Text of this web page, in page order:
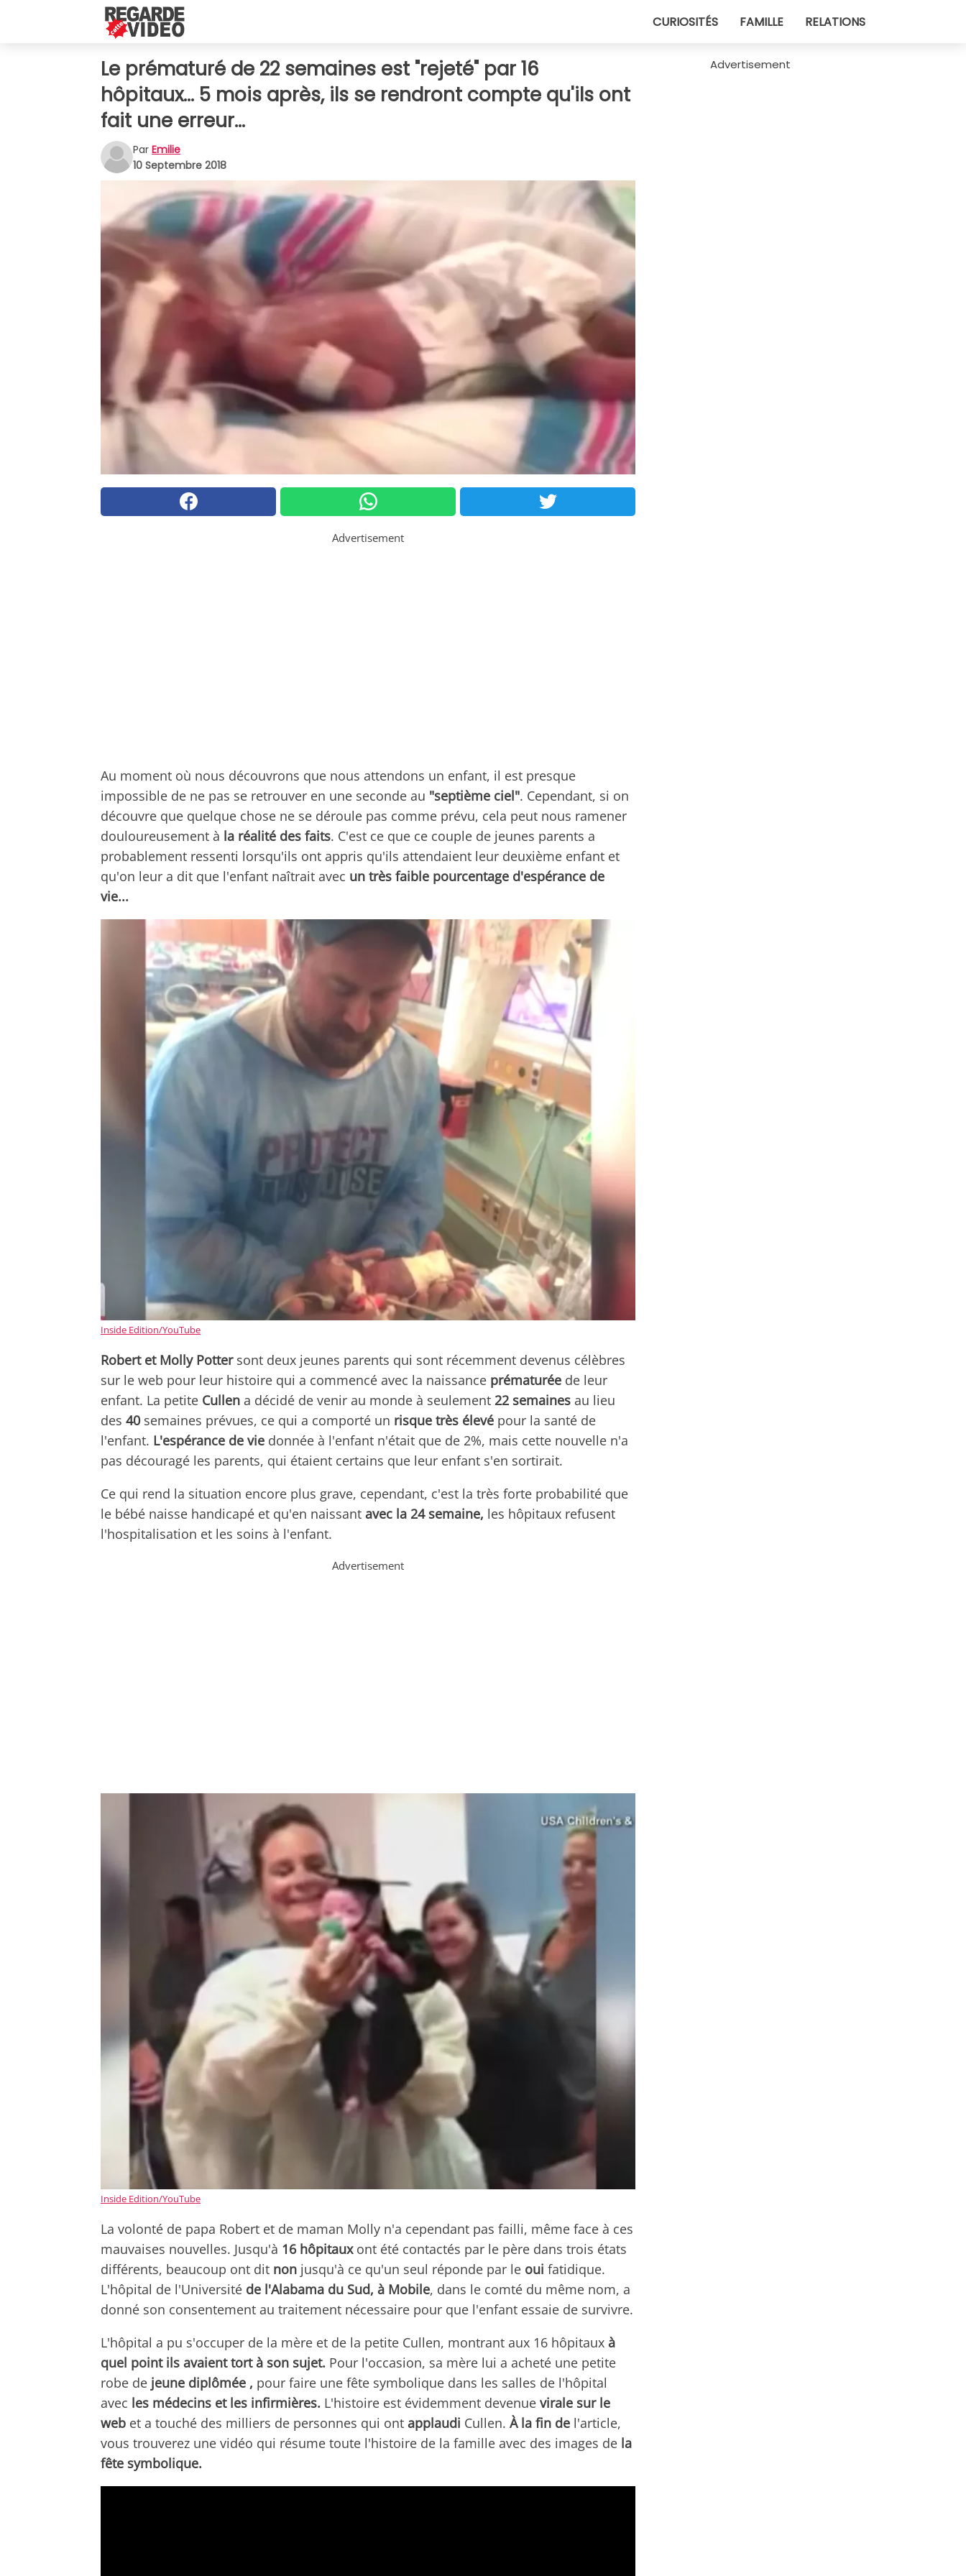
CURIOSITÉS FAMILLE RELATIONS
Le prématuré de 22 semaines est "rejeté" par 16
hôpitaux... 5 mois après, ils se rendront compte qu'ils ont
fait une erreur...
Par Emilie
10 Septembre 2018
Advertisement
Au moment où nous découvrons que nous attendons un enfant, il est presque
impossible de ne pas se retrouver en une seconde au "septième ciel". Cependant, si on
découvre que quelque chose ne se déroule pas comme prévu, cela peut nous ramener
douloureusement à la réalité des faits. C'est ce que ce couple de jeunes parents a
probablement ressenti lorsqu'ils ont appris qu'ils attendaient leur deuxième enfant et
qu'on leur a dit que l'enfant naîtrait avec un très faible pourcentage d'espérance de
vie...
Inside Edition/YouTube
Robert et Molly Pottersont deux jeunes parents qui sont récemment devenus célèbres
sur le web pour leur histoire qui a commencé avec la naissance prématurée de leur
enfant. La petite Cullen a décidé de venir au monde à seulement 22 semaines au lieu
des 40 semaines prévues, ce qui a comporté un risque très élevé pour la santé de
l'enfant. L'espérance de vie donnée à l'enfant n'était que de 2%, mais cette nouvelle n'a
pas découragé les parents, qui étaient certains que leur enfant s'en sortirait.
Ce qui rend la situation encore plus grave, cependant, c'est la très forte probabilité que
le bébé naisse handicapé et qu'en naissant avec la 24 semaine, les hôpitaux refusent
l'hospitalisation et les soins à l'enfant.
Advertisement
Inside Edition/YouTube
La volonté de papa Robert et de maman Molly n'a cependant pas failli, même face à ces
mauvaises nouvelles. Jusqu'à 16 hôpitauxont été contactés par le père dans trois états
différents, beaucoup ont dit non jusqu'à ce qu'un seul réponde par le oui fatidique.
L'hôpital de l'Université de l'Alabama du Sud, à Mobile, dans le comté du même nom, a
donné son consentement au traitement nécessaire pour que l'enfant essaie de survivre.
L'hôpital a pu s'occuper de la mère et de la petite Cullen, montrant aux 16 hôpitaux à
quel point ils avaient tort à son sujet. Pour l'occasion, sa mère lui a acheté une petite
robe de jeune diplômée , pour faire une fête symbolique dans les salles de l'hôpital
avec les médecins et les infirmières. L'histoire est évidemment devenue virale sur le
web et a touché des milliers de personnes qui ont applaudi Cullen. À la fin de l'article,
vous trouverez une vidéo qui résume toute l'histoire de la famille avec des images de la
fête symbolique.
Advertisement